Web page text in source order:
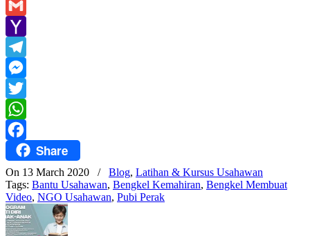
Gmail
Yahoo
Mail
Telegram
Messenger
Twitter
WhatsApp
FacebookShare
On 13 March 2020 / Blog, Latihan & Kursus Usahawan
Tags: Bantu Usahawan, Bengkel Kemahiran, Bengkel Membuat
Video, NGO Usahawan, Pubi Perak